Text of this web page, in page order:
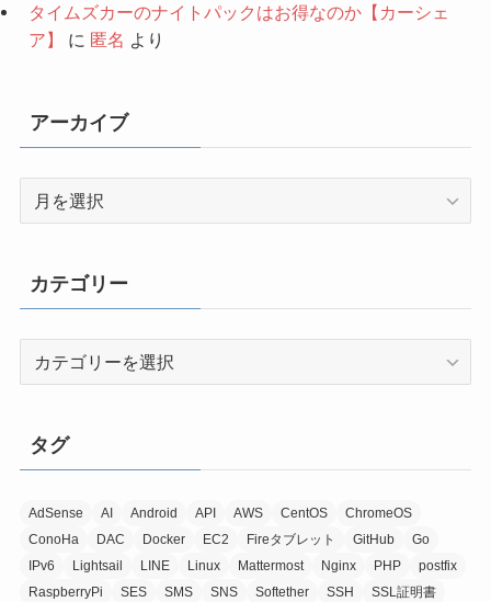
タイムズカーのナイトパックはお得なのか【カーシェ
ア】
に 匿名 より
アーカイブ
ブ
カテゴリー
ー
タグ
AdSense AI Android API AWS CentOS
ChromeOS
ConoHa
DAC Docker EC2 Fireタブレット GitHub
Go
IPv6
Lightsail LINE Linux Mattermost Nginx PHP
postfix
RaspberryPi
SES SMS SNS Softether SSH SSL証明書